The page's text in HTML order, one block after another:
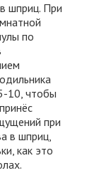
шприц. При
по
10, чтобы
при
в шприц,
как это